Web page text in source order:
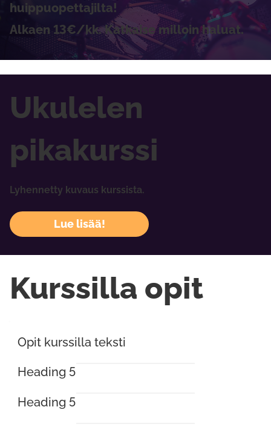
huippuopettajilta!
Alkaen 13€/kk. Katkaise milloin haluat.
Ukulelen
pikakurssi
Lyhennetty kuvaus kurssista.
Lue lisää!
Kurssilla opit
Opit kurssilla teksti
Heading 5
Heading 5